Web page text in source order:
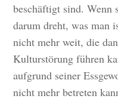
beschäftigt sind. Wenn
darum dreht, was man
nicht mehr weit, die
Kulturstörung führen
aufgrund seiner
nicht mehr betreten